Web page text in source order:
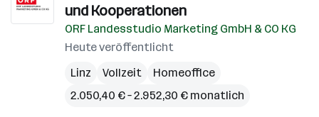
und Kooperationen
ORF Landesstudio Marketing GmbH & CO KG
Heute veröffentlicht
Linz
Vollzeit
Homeoffice
2.050,40 € – 2.952,30 € monatlich